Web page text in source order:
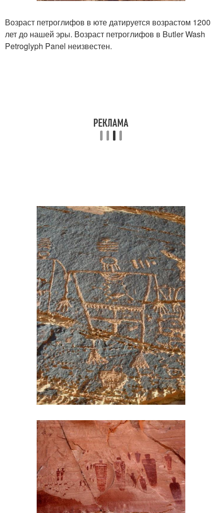
Возраст петроглифов в юте датируется возрастом 1200
лет до нашей эры. Возраст петроглифов в Butler Wash
Petroglyph Panel неизвестен.